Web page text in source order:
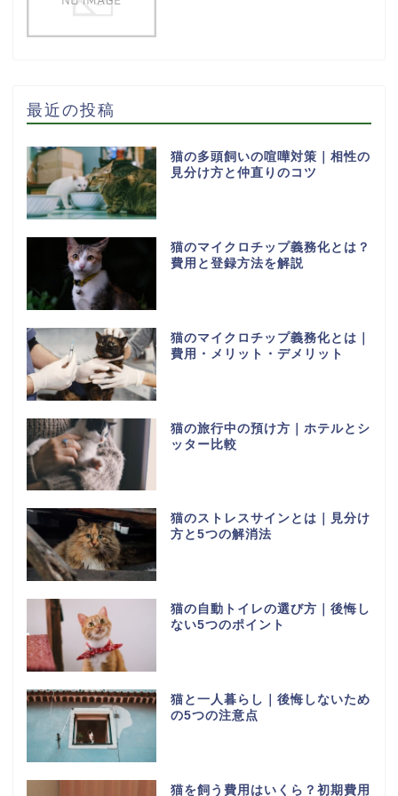
最近の投稿
猫の多頭飼いの喧嘩対策｜相性の
見分け方と仲直りのコツ
猫のマイクロチップ義務化とは？
費用と登録方法を解説
猫のマイクロチップ義務化とは｜
費用・メリット・デメリット
猫の旅行中の預け方｜ホテルとシ
ッター比較
猫のストレスサインとは｜見分け
方と5つの解消法
猫の自動トイレの選び方｜後悔し
ない5つのポイント
猫と一人暮らし｜後悔しないため
の5つの注意点
猫を飼う費用はいくら？初期費用